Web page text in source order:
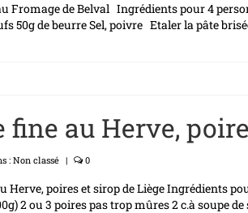
Fromage de Belval Ingrédients pour 4
50g de beurre Sel, poivre Etaler la pâte
fine au Herve,
: Non classé | 0
Herve, poires et sirop de Liège Ingrédients
2 ou 3 poires pas trop mûres 2 c.à soupe de